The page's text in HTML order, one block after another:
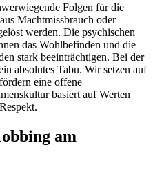
Folgen für die
Machtmissbrauch oder
werden. Die psychischen
das Wohlbefinden und die
stark beeinträchtigen. Bei der
absolutes Tabu. Wir setzen auf
eine offene
basiert auf Werten
am